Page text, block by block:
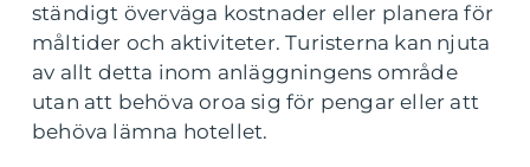
ständigt överväga kostnader eller planera för
måltider och aktiviteter. Turisterna kan njuta
av allt detta inom anläggningens område
utan att behöva oroa sig för pengar eller att
behöva lämna hotellet.